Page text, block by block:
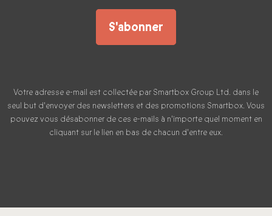
S'abonner
Votre adresse e-mail est collectée par Smartbox Group Ltd. dans le
seul but d'envoyer des newsletters et des promotions Smartbox. Vous
pouvez vous désabonner de ces e-mails à n'importe quel moment en
cliquant sur le lien en bas de chacun d'entre eux.